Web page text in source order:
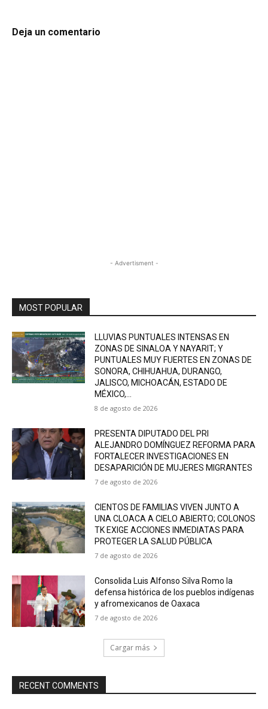
Deja un comentario
- Advertisment -
MOST POPULAR
LLUVIAS PUNTUALES INTENSAS EN
ZONAS DE SINALOA Y NAYARIT; Y
PUNTUALES MUY FUERTES EN ZONAS DE
SONORA, CHIHUAHUA, DURANGO,
JALISCO, MICHOACÁN, ESTADO DE
MÉXICO,...
8 de agosto de 2026
PRESENTA DIPUTADO DEL PRI
ALEJANDRO DOMÍNGUEZ REFORMA PARA
FORTALECER INVESTIGACIONES EN
DESAPARICIÓN DE MUJERES MIGRANTES
7 de agosto de 2026
CIENTOS DE FAMILIAS VIVEN JUNTO A
UNA CLOACA A CIELO ABIERTO; COLONOS
TK EXIGE ACCIONES INMEDIATAS PARA
PROTEGER LA SALUD PÚBLICA
7 de agosto de 2026
Consolida Luis Alfonso Silva Romo la
defensa histórica de los pueblos indígenas
y afromexicanos de Oaxaca
7 de agosto de 2026
Cargar más
RECENT COMMENTS